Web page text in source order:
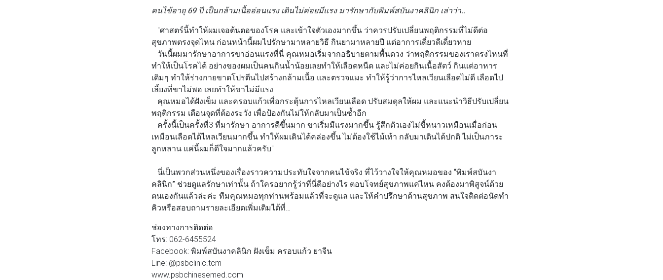
คนไข้อายุ 69 ปี เป็นกล้ามเนื้ออ่อนแรง เดินไม่ค่อยมีแรง มารักษากับพิมพ์สบันงาคลินิก เล่าว่า..
"ศาสตร์นี้ทำให้ผมเจอต้นตอของโรค และเข้าใจตัวเองมากขึ้น ว่าควรปรับเปลี่ยนพฤติกรรมที่ไม่ดีต่อ
สุขภาพตรงจุดไหน ก่อนหน้านี้ผมไปรักษามาหลายวิธี กินยามาหลายปี แต่อาการเดี๋ยวดีเดี๋ยวหาย
วันนี้ผมมารักษาอาการขาอ่อนแรงที่นี่ คุณหมอเริ่มจากอธิบายตามพื้นดวง ว่าพฤติกรรมของเราตรงไหนที่
ทำให้เป็นโรคได้ อย่างของผมเป็นคนกินน้ำน้อยเลยทำให้เลือดหนืด และไม่ค่อยกินเนื้อสัตว์ กินแต่อาหาร
เดิมๆ ทำให้ร่างกายขาดโปรตีนไปสร้างกล้ามเนื้อ และตรวจแมะ ทำให้รู้ว่าการไหลเวียนเลือดไม่ดี เลือดไป
เลี้ยงที่ขาไม่พอ เลยทำให้ขาไม่มีแรง
คุณหมอได้ฝังเข็ม และครอบแก้วเพื่อกระตุ้นการไหลเวียนเลือด ปรับสมดุลให้ผม และแนะนำวิธีปรับเปลี่ยน
พฤติกรรม เตือนจุดที่ต้องระวัง เพื่อป้องกันไม่ให้กลับมาเป็นซ้ำอีก
ครั้งนี้เป็นครั้งที่3 ที่มารักษา อาการดีขึ้นมาก ขาเริ่มมีแรงมากขึ้น รู้สึกตัวเองไม่ขี้หนาวเหมือนเมื่อก่อน
เหมือนเลือดได้ไหลเวียนมากขึ้น ทำให้ผมเดินได้คล่องขึ้น ไม่ต้องใช้ไม้เท้า กลับมาเดินได้ปกติ ไม่เป็นภาระ
ลูกหลาน แค่นี้ผมก็ดีใจมากแล้วครับ"
นี่เป็นพวกส่วนหนึ่งของเรื่องราวความประทับใจจากคนไข้จริง ที่ไว้วางใจให้คุณหมอของ “พิมพ์สบันงา
คลินิก” ช่วยดูแลรักษาเท่านั้น ถ้าใครอยากรู้ว่าที่นี่ดีอย่างไร ตอบโจทย์สุขภาพแค่ไหน คงต้องมาพิสูจน์ด้วย
ตนเองกันแล้วล่ะค่ะ ทีมคุณหมอทุกท่านพร้อมแล้วที่จะดูแล และให้คำปรึกษาด้านสุขภาพ สนใจติดต่อนัดทำ
คิวหรือสอบถามรายละเอียดเพิ่มเติมได้ที่…
ช่องทางการติดต่อ
โทร: 062-6455524
Facebook: พิมพ์สบันงาคลินิก ฝังเข็ม ครอบแก้ว ยาจีน
Line: @psbclinic.tcm
www.psbchinesemed.com